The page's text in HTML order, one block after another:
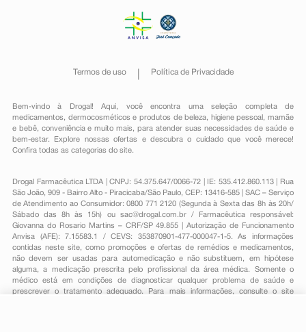
Termos de uso Política de Privacidade
Bem-vindo à Drogal! Aqui, você encontra uma seleção completa de
medicamentos , dermocosméticos e produtos de beleza, higiene pessoal ,mamãe
e bebê, conveniênciae muito mais, para atender suas necessidades de saúde e
bem-estar. Explore nossas ofertas e descubra o cuidado que você merece!
Confira todas as categorias do site.
Drogal Farmacêutica LTDA | CNPJ: 54.375.647/0066-72 | IE: 535.412.860.113 | Rua
São João, 909 - Bairro Alto - Piracicaba/São Paulo, CEP: 13416-585 | SAC – Serviço
de Atendimento ao Consumidor: 0800 771 2120 (Segunda à Sexta das 8h às 20h/
Sábado das 8h às 15h) ou sac@drogal.com.br/ Farmacêutica responsável:
Giovanna do Rosario Martins – CRF/SP 49.855 | Autorização de Funcionamento
Anvisa (AFE): 7.15583.1 / CEVS: 353870901-477-000047-1-5. As informações
contidas neste site, como promoções e ofertas de remédios e medicamentos,
não devem ser usadas para automedicação e não substituem, em hipótese
alguma, a medicação prescrita pelo profissional da área médica. Somente o
médico está em condições de diagnosticar qualquer problema de saúde e
prescrever o tratamento adequado. Para mais informações, consulte o site